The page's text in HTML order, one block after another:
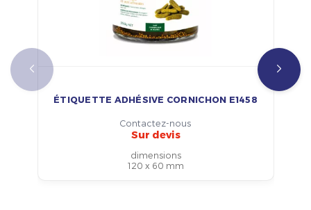
ÉTIQUETTE ADHÉSIVE CORNICHON E1458
Contactez-nous
Sur devis
dimensions
120 x 60 mm